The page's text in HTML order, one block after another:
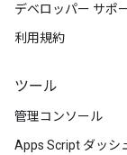
デベロッパー サポ
利用規約
ツール
管理コンソール
Apps Script ダッシ